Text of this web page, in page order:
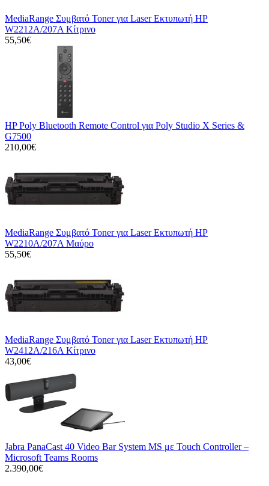
MediaRange Συμβατό Toner για Laser Εκτυπωτή HP
W2212A/207A Κίτρινο
55,50€
HP Poly Bluetooth Remote Control για Poly Studio X Series &
G7500
210,00€
MediaRange Συμβατό Toner για Laser Εκτυπωτή HP
W2210A/207A Μαύρο
55,50€
MediaRange Συμβατό Toner για Laser Εκτυπωτή HP
W2412A/216A Κίτρινο
43,00€
Jabra PanaCast 40 Video Bar System MS με Touch Controller –
Microsoft Teams Rooms
2.390,00€